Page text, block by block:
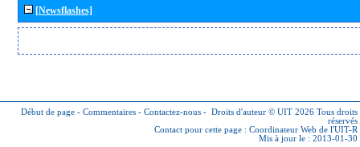
[Newsflashes]
Début de page - Commentaires - Contactez-nous - Droits d'auteur © UIT 2026 Tous droits
réservés
Contact pour cette page : Coordinateur Web de l'UIT-R
Mis à jour le : 2013-01-30